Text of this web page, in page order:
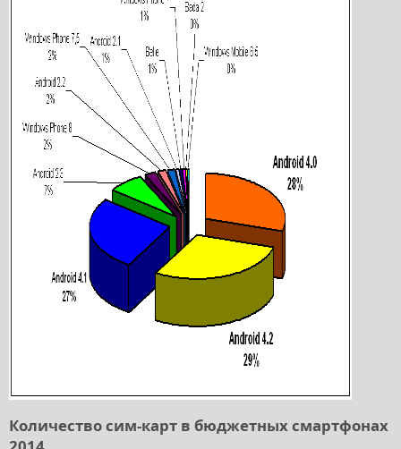
Количество сим-карт в бюджетных смартфонах